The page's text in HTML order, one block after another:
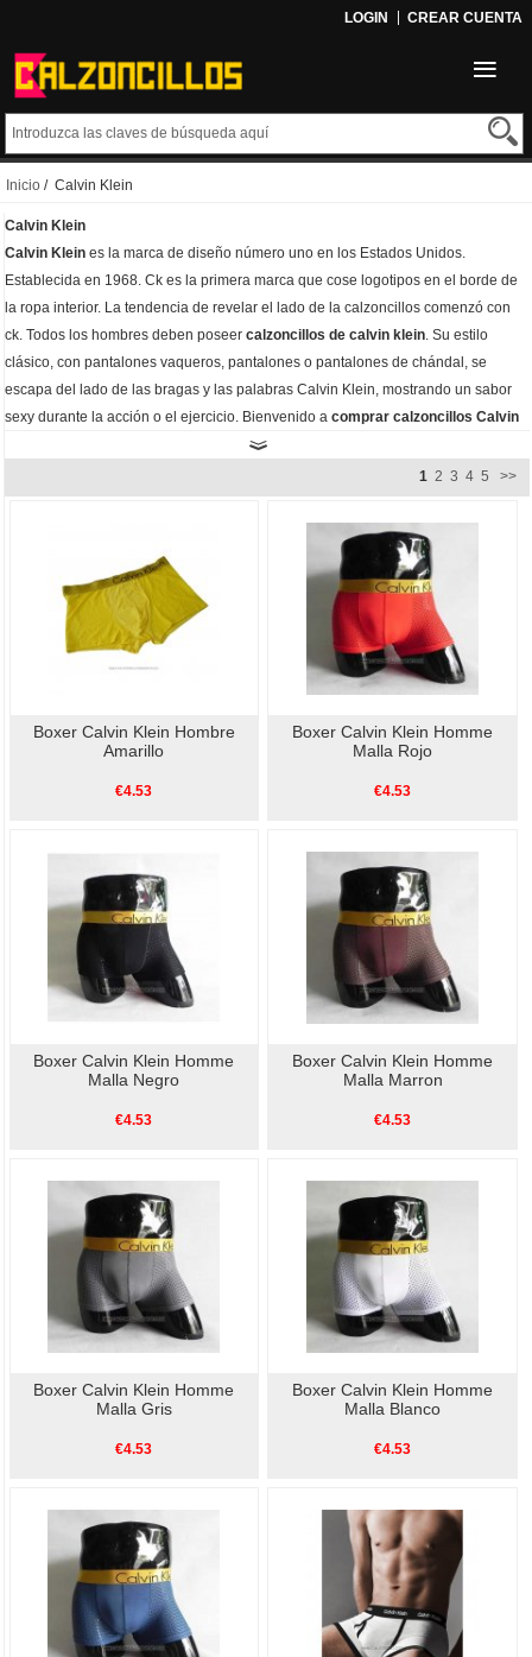
LOGIN CREAR CUENTA
Inicio / Calvin Klein
Calvin Klein
Calvin Klein es la marca de diseño número uno en los Estados Unidos.
Establecida en 1968. Ck es la primera marca que cose logotipos en el borde de
la ropa interior. La tendencia de revelar el lado de la calzoncillos comenzó con
ck. Todos los hombres deben poseer calzoncillos de calvin klein . Su estilo
clásico, con pantalones vaqueros, pantalones o pantalones de chándal, se
escapa del lado de las bragas y las palabras Calvin Klein, mostrando un sabor
sexy durante la acción o el ejercicio. Bienvenido a comprar calzoncillos Calvin
. Esta es una marca de calzoncillos muy limpia y meticulosa. En un
tejido de elegantes tonos neutros, presenta un aspecto impecable y elegante.
1 2 3 4 5 >>
Boxer Calvin Klein Hombre
Amarillo
€4.53
Boxer Calvin Klein Homme
Malla Rojo
€4.53
Boxer Calvin Klein Homme
Malla Negro
€4.53
Boxer Calvin Klein Homme
Malla Marron
€4.53
Boxer Calvin Klein Homme
Malla Gris
€4.53
Boxer Calvin Klein Homme
Malla Blanco
€4.53